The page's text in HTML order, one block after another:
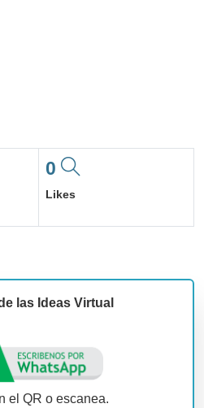
0
Likes
las Ideas Virtual
el QR o escanea.